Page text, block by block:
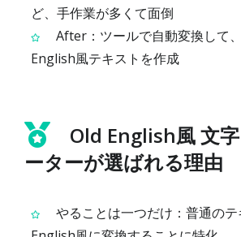
ど、手作業が多くて面倒
After：ツールで自動変換して
English風テキストを作成
Old English風 文
ーターが選ばれる理由
やることは一つだけ：普通の